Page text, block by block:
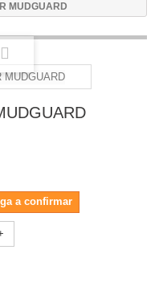
MUDGUARD
a confirmar